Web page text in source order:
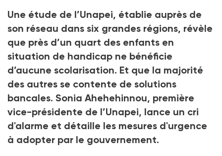
Une étude de l’Unapei, établie auprès de
son réseau dans six grandes régions, révèle
que près d’un quart des enfants en
situation de handicap ne bénéficie
d’aucune scolarisation. Et que la majorité
des autres se contente de solutions
bancales. Sonia Ahehehinnou, première
vice-présidente de l’Unapei, lance un cri
d'alarme et détaille les mesures d'urgence
à adopter par le gouvernement.